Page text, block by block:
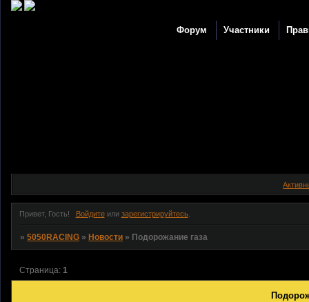
Форум Участники
Привет, Гость! Войдитеили зарегистрируйтесь.
»5050RACING » Новости » Подорожание газа
Страница:1